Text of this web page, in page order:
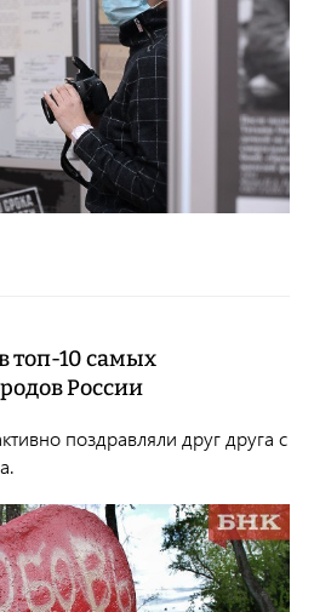
топ-10 самых
России
поздравляли друг друга с